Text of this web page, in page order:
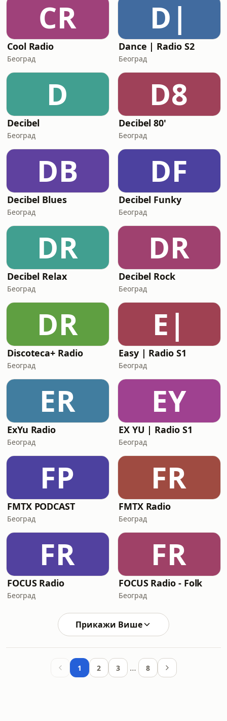
CR
Cool Radio
Београд
D|
Dance | Radio S2
Београд
D
Decibel
Београд
D8
Decibel 80'
Београд
DB
Decibel Blues
Београд
DF
Decibel Funky
Београд
DR
Decibel Relax
Београд
DR
Decibel Rock
Београд
DR
Discoteca+ Radio
Београд
E|
Easy | Radio S1
Београд
ER
ExYu Radio
Београд
EY
EX YU | Radio S1
Београд
FP
FMTX PODCAST
Београд
FR
FMTX Radio
Београд
FR
FOCUS Radio
Београд
FR
FOCUS Radio - Folk
Београд
Прикажи Више
1 2 3 … 8